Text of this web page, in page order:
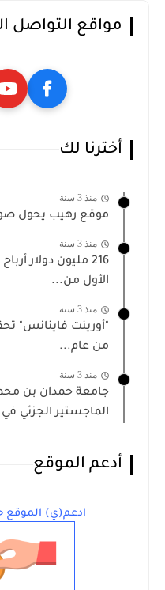
مواقع التواصل
أخترنا لك
منذ 3 سنة
موقع رهيب يحول
منذ 3 سنة
216 مليون دولار
الأول من...
منذ 3 سنة
"أورينت فاينانس"
من عام...
منذ 3 سنة
جامعة حمدان بن
الماجستير الجزئي
أدعم الموقع
ادعم(ي) الموقع